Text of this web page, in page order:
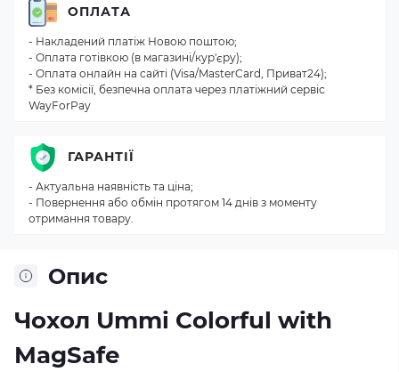
Опис
Чохол Ummi Colorful with
MagSafe
ОПЛАТА
- Накладений платіж Новою поштою;
- Оплата готівкою (в магазині/кур'єру);
- Оплата онлайн на сайті (Visa/MasterCard, Приват24);
* Без комісії, безпечна оплата через платіжний сервіс
WayForPay
ГАРАНТІЇ
- Актуальна наявність та ціна;
- Повернення або обмін протягом 14 днів з моменту
отримання товару.